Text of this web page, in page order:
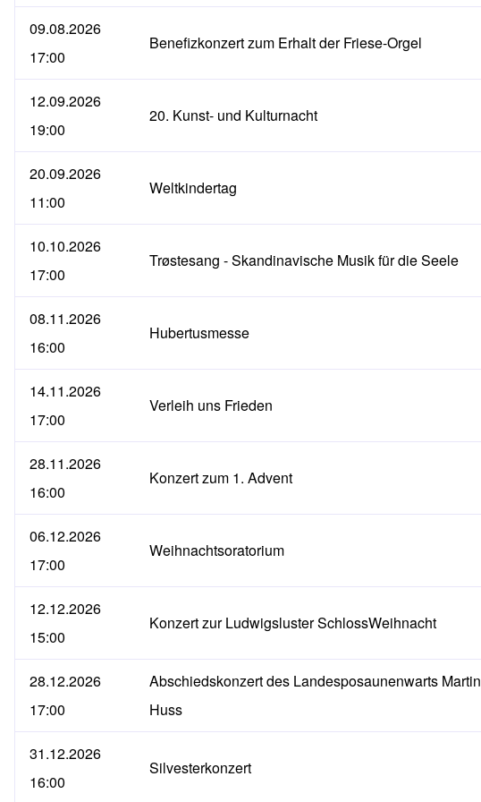
09.08.2026
17:00
Benefizkonzert zum Erhalt der Friese-Orgel
12.09.2026
19:00
20. Kunst- und Kulturnacht
20.09.2026
11:00
Weltkindertag
10.10.2026
17:00
Trøstesang - Skandinavische Musik für die Seele
08.11.2026
16:00
Hubertusmesse
14.11.2026
17:00
Verleih uns Frieden
28.11.2026
16:00
Konzert zum 1. Advent
06.12.2026
17:00
Weihnachtsoratorium
12.12.2026
15:00
Konzert zur Ludwigsluster SchlossWeihnacht
28.12.2026
17:00
Abschiedskonzert des Landesposaunenwarts Martin
Huss
31.12.2026
16:00
Silvesterkonzert